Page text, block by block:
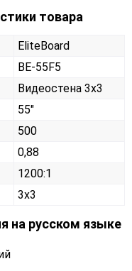
товара
EliteBoard
BE-55F5
Видеостена 3х3
55"
500
0,88
1200:1
3x3
на русском языке